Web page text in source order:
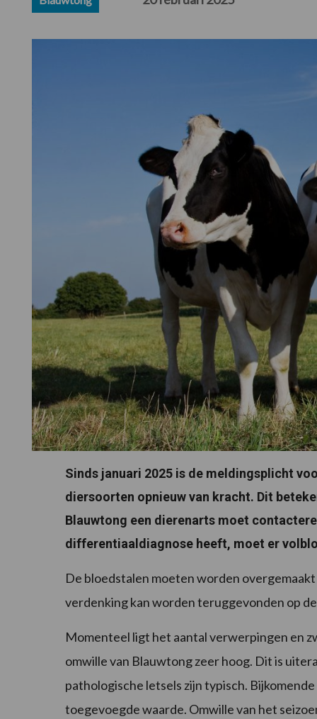
Sinds januari 2025 is de meldingsplicht
diersoorten opnieuw van kracht. Dit
Blauwtong een dierenarts moet
differentiaaldiagnose heeft, moet er
De bloedstalen moeten worden
verdenking kan worden teruggevonden op de
Momenteel ligt het aantal verwerpingen en
omwille van Blauwtong zeer hoog. Dit is
pathologische letsels zijn typisch.
toegevoegde waarde. Omwille van het